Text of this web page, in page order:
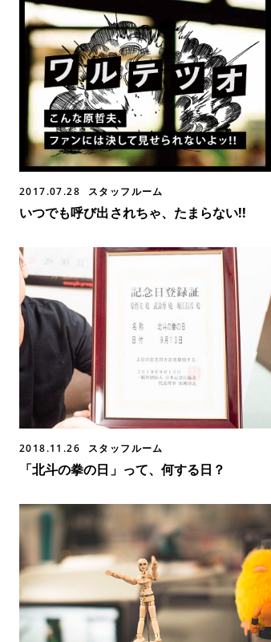
2017.07.28 スタッフルーム
いつでも呼び出されちゃ、たまらない!!
2018.11.26 スタッフルーム
「北斗の拳の日」って、何する日？